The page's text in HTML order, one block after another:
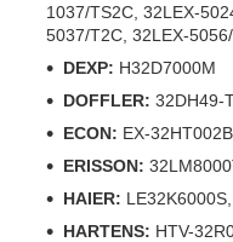
1037/TS2C, 32LEX-
5037/T2C, 32LEX-
DEXP: H32D7000M
DOFFLER: 32DH49-
ECON: EX-32HT002B
ERISSON:
HAIER:
HARTENS: HTV-